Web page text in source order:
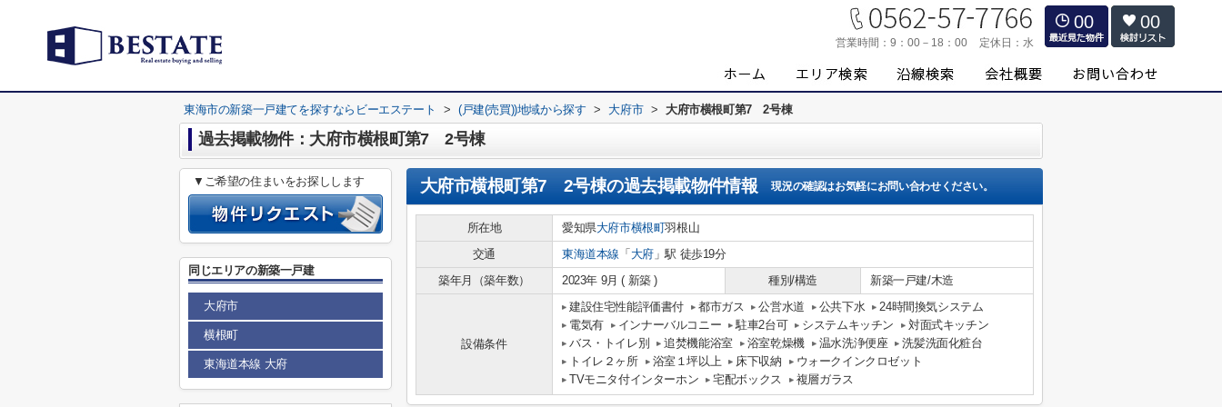
営業時間： 9：00－18：00 定休日： 水
00 00
東海市の新築一戸建てを探すならビーエステート > (戸建(売買))地域から探す > 大府市 > 大府市横根町第7 2号棟
過去掲載物件：大府市横根町第7 2号棟
大府市横根町第7 2号棟の過去掲載物件情報 現況の確認はお気軽にお問い合わせください。
所在地 愛知県大府市横根町羽根山
交通
東海道本線 「 大府」駅 徒歩19分
築年月（築年数）
2023年 9月 ( 新築 ) 種別/構造 新築一戸建/木造
設備条件
建設住宅性能評価書付 都市ガス 公営水道 公共下水
24時間換気システム
電気有
インナーバルコニー 駐車2台可 システムキッチン
対面式キッチン
バス・トイレ別
追焚機能浴室 浴室乾燥機 温水洗浄便座
洗髪洗面化粧台
トイレ２ヶ所
浴室１坪以上 床下収納
ウォークインクロゼット
TVモニタ付インターホン
宅配ボックス 複層ガラス
▼ご希望の住まいをお探しします
同じエリアの新築一戸建
大府市
横根町
東海道本線 大府